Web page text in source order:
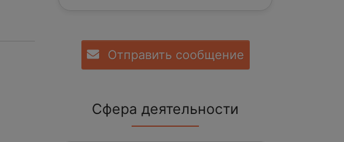
Отправить сообщение
Сфера деятельности